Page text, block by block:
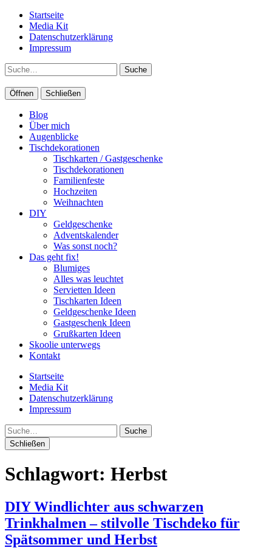
Startseite
Media Kit
Datenschutzerklärung
Impressum
Suche
Öffnen Schließen
Blog
Über mich
Augenblicke
Tischdekorationen
Tischkarten / Gastgeschenke
Tischdekorationen
Familienfeste
Hochzeiten
Weihnachten
DIY
Geldgeschenke
Adventskalender
Was sonst noch?
Das geht fix!
Blumiges
Alles was leuchtet
Servietten Ideen
Tischkarten Ideen
Geldgeschenke Ideen
Gastgeschenk Ideen
Grußkarten Ideen
Skoolie unterwegs
Kontakt
Startseite
Media Kit
Datenschutzerklärung
Impressum
Suche
Schließen
Schlagwort: Herbst
DIY Windlichter aus schwarzen
Trinkhalmen – stilvolle Tischdeko für
Spätsommer und Herbst